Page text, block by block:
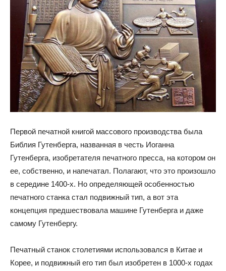
Первой печатной книгой массового производства была
Библия Гутенберга, названная в честь Иоганна
Гутенберга, изобретателя печатного пресса, на котором он
ее, собственно, и напечатал. Полагают, что это произошло
в середине 1400-х. Но определяющей особенностью
печатного станка стал подвижный тип, а вот эта
концепция предшествовала машине Гутенберга и даже
самому Гутенбергу.
Печатный станок столетиями использовался в Китае и
Корее, и подвижный его тип был изобретен в 1000-х годах